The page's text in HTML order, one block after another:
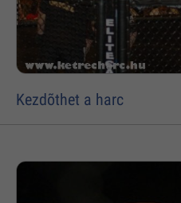
Kezdõthet a harc